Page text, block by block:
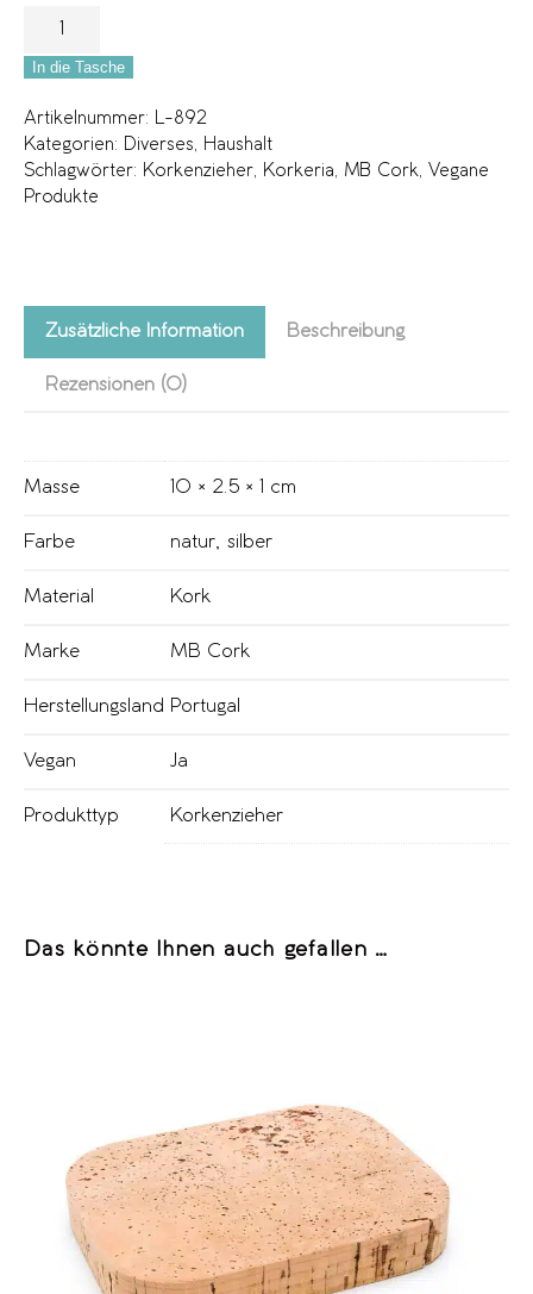
In die Tasche
Artikelnummer:
L-892
Kategorien:
Diverses
Haushalt
Schlagwörter: Korkenzieher Korkeria MB Cork
Vegane
Produkte
Zusätzliche Information Beschreibung
Rezensionen (0)
Masse 10 × 2.5 × 1 cm
Farbe natur silber
Material Kork
Marke MB Cork
Herstellungsland Portugal
Vegan Ja
Produkttyp Korkenzieher
Das könnte Ihnen auch gefallen …